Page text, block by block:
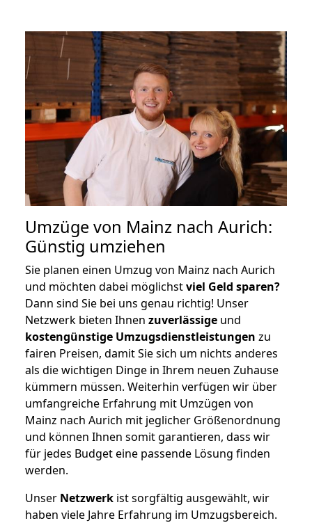
Umzüge von Mainz nach Aurich:
Günstig umziehen
Sie planen einen Umzug von Mainz nach Aurich
und möchten dabei möglichstviel Geld sparen?
Dann sind Sie bei uns genau richtig! Unser
Netzwerk bieten Ihnen zuverlässige und
kostengünstige Umzugsdienstleistungen zu
fairen Preisen, damit Sie sich um nichts anderes
als die wichtigen Dinge in Ihrem neuen Zuhause
kümmern müssen. Weiterhin verfügen wir über
umfangreiche Erfahrung mit Umzügen von
Mainz nach Aurich mit jeglicher Größenordnung
und können Ihnen somit garantieren, dass wir
für jedes Budget eine passende Lösung finden
werden.
Unser Netzwerk ist sorgfältig ausgewählt, wir
haben viele Jahre Erfahrung im Umzugsbereich.